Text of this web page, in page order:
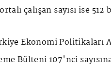
çalışan sayısı ise 512
Ekonomi Politikaları
Bülteni 107'nci